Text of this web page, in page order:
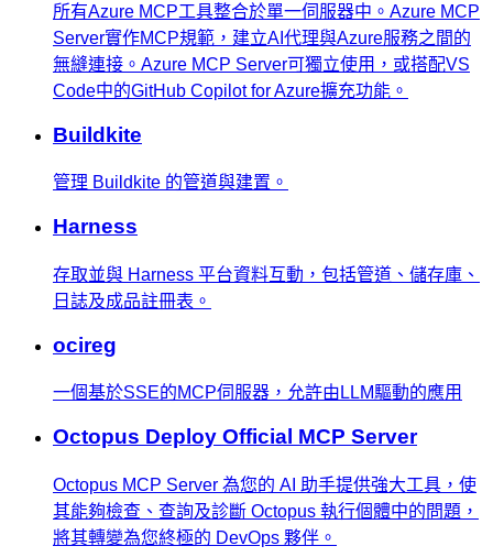
所有Azure MCP工具整合於單一伺服器中。Azure MCP
Server實作MCP規範，建立AI代理與Azure服務之間的
無縫連接。Azure MCP Server可獨立使用，或搭配VS
Code中的GitHub Copilot for Azure擴充功能。
Buildkite
管理 Buildkite 的管道與建置。
Harness
存取並與 Harness 平台資料互動，包括管道、儲存庫、
日誌及成品註冊表。
ocireg
一個基於SSE的MCP伺服器，允許由LLM驅動的應用
Octopus Deploy Official MCP Server
Octopus MCP Server 為您的 AI 助手提供強大工具，使
其能夠檢查、查詢及診斷 Octopus 執行個體中的問題，
將其轉變為您終極的 DevOps 夥伴。